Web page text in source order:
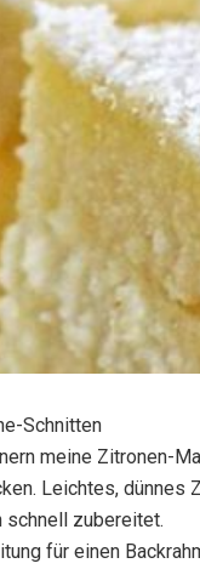
Schnitten
meine Zitronen-
Leichtes, dünnes
schnell zubereitet.
für einen